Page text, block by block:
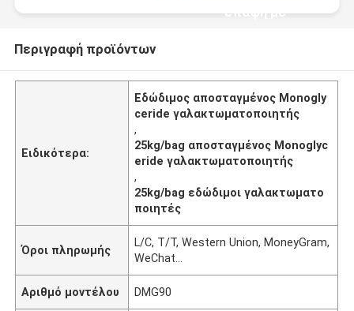
επαφή με
Περιγραφή προϊόντων
Ειδικότερα:
Εδώδιμος αποσταγμένος Monogly
ceride γαλακτωματοποιητής
,
25kg/bag αποσταγμένος Monoglyc
eride γαλακτωματοποιητής
,
25kg/bag εδώδιμοι γαλακτωματο
ποιητές
Όροι πληρωμής
L/C, T/T, Western Union, MoneyGram,
WeChat…
Αριθμό μοντέλου DMG90